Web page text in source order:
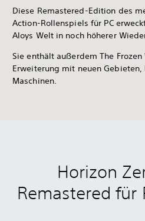
Diese Remastered-Edition des
Action-Rollenspiels für PC
Aloys Welt in noch höherer
Sie enthält außerdem The
Erweiterung mit neuen
Maschinen.
Horizon
Remastered für